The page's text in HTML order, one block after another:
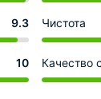
9.3 Чистота
10 Качество